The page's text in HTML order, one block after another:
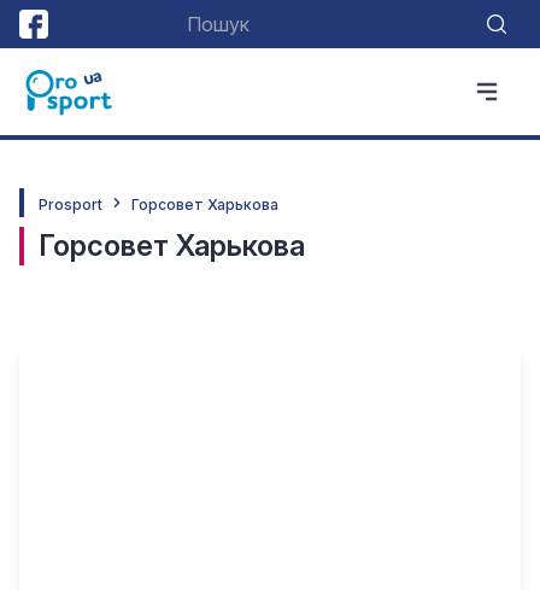
Prosport Горсовет Харькова
Горсовет Харькова